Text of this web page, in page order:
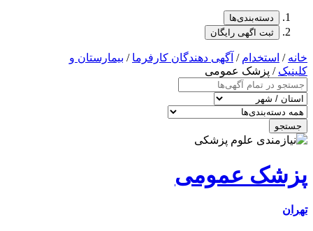
دسته‌بندی‌ها
ثبت اگهی رایگان
خانه/ استخدام/ آگهی دهندگان کارفرما/ بیمارستان و
کلینیک/ پزشک عمومی
جستجو
پزشک عمومی
تهران